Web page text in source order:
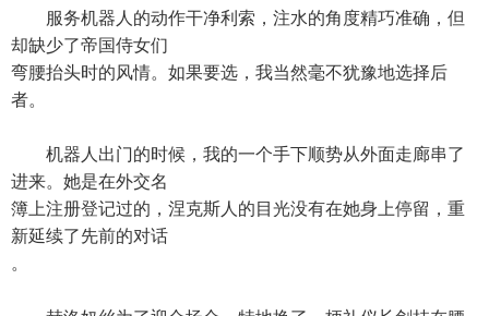
服务机器人的动作干净利索，注水的角度精巧准确，但
却缺少了帝国侍女们
弯腰抬头时的风情。如果要选，我当然毫不犹豫地选择后
者。
机器人出门的时候，我的一个手下顺势从外面走廊串了
进来。她是在外交名
簿上注册登记过的，涅克斯人的目光没有在她身上停留，重
新延续了先前的对话
。